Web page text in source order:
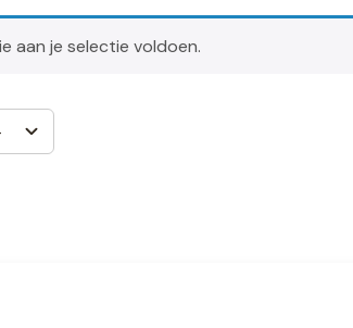
aan je selectie voldoen.